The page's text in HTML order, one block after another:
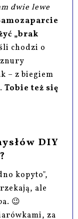
dwie lewe
„brak
chodzi o
– z biegiem
Tobie też się
DIY
kopyto",
ale
😉
za